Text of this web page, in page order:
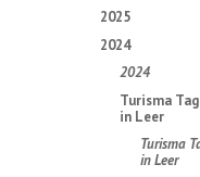
2025
2024
2024
Turisma
in Leer
Turisma
in Leer